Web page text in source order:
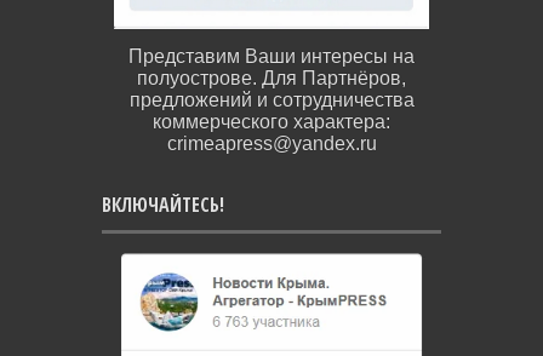
Представим Ваши интересы на
полуострове. Для Партнёров,
предложений и сотрудничества
коммерческого характера:
crimeapress@yandex.ru
ВКЛЮЧАЙТЕСЬ!